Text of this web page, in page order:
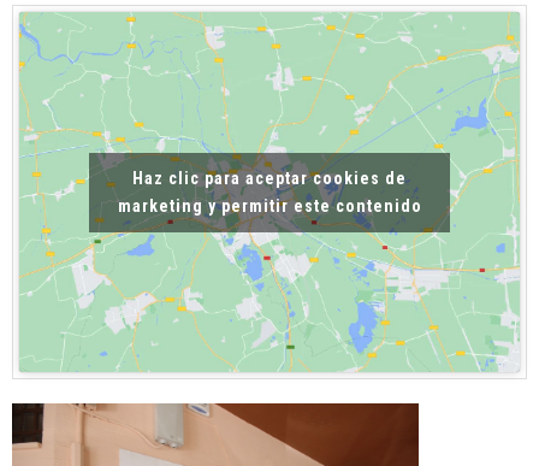
Haz clic para aceptar cookies de
marketing y permitir este contenido